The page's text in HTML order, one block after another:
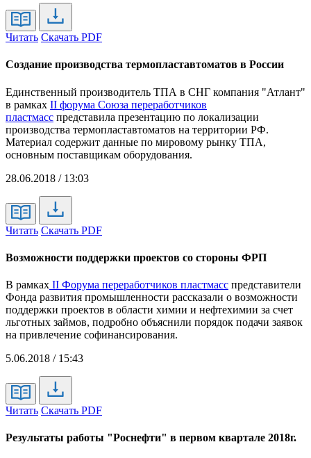
Читать Скачать PDF
Создание производства термопластавтоматов в России
Единственный производитель ТПА в СНГ компания "Атлант"
в рамках II форума Союза переработчиков
пластмасс представила презентацию по локализации
производства термопластавтоматов на территории РФ.
Материал содержит данные по мировому рынку ТПА,
основным поставщикам оборудования.
28.06.2018 / 13:03
Читать Скачать PDF
Возможности поддержки проектов со стороны ФРП
В рамках II Форума переработчиков пластмасс представители
Фонда развития промышленности рассказали о возможности
поддержки проектов в области химии и нефтехимии за счет
льготных займов, подробно объяснили порядок подачи заявок
на привлечение софинансирования.
5.06.2018 / 15:43
Читать Скачать PDF
Результаты работы "Роснефти" в первом квартале 2018г.